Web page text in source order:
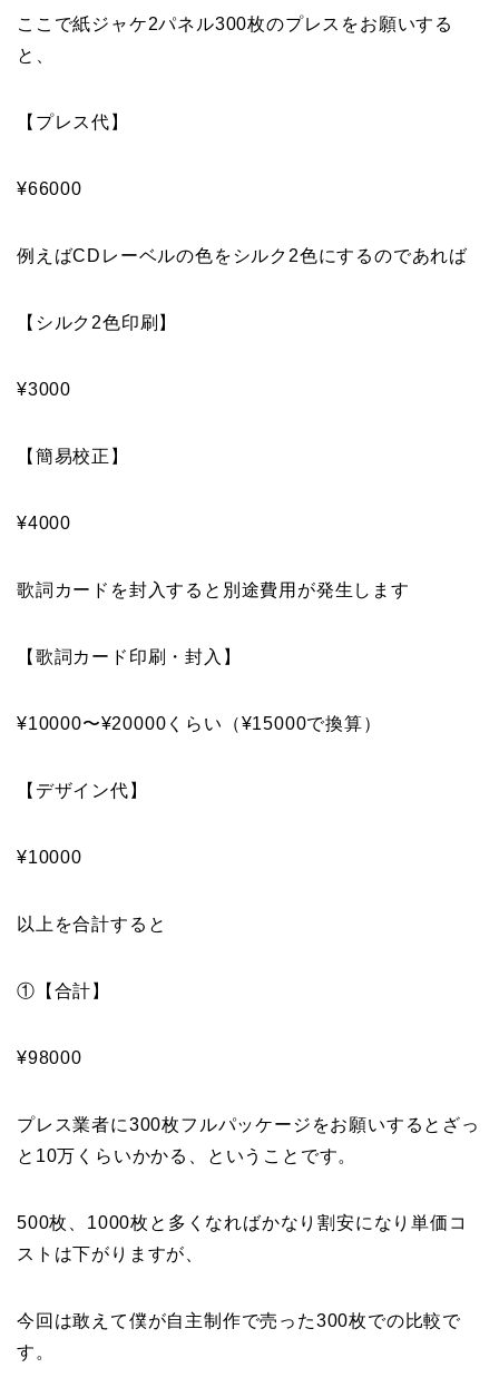
ここで紙ジャケ2パネル300枚のプレスをお願いする
と、
【プレス代】
¥66000
例えばCDレーベルの色をシルク2色にするのであれば
【シルク2色印刷】
¥3000
【簡易校正】
¥4000
歌詞カードを封入すると別途費用が発生します
【歌詞カード印刷・封入】
¥10000〜¥20000くらい（¥15000で換算）
【デザイン代】
¥10000
以上を合計すると
①【合計】
¥98000
プレス業者に300枚フルパッケージをお願いするとざっ
と10万くらいかかる、ということです。
500枚、1000枚と多くなればかなり割安になり単価コ
ストは下がりますが、
今回は敢えて僕が自主制作で売った300枚での比較で
す。